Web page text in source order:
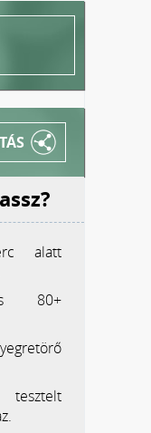
alatt
80+
tesztelt